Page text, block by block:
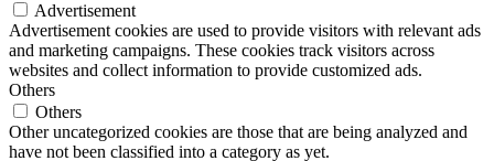
Advertisement
Advertisement cookies are used to provide visitors with relevant ads
and marketing campaigns. These cookies track visitors across
websites and collect information to provide customized ads.
Others
Others
Other uncategorized cookies are those that are being analyzed and
have not been classified into a category as yet.